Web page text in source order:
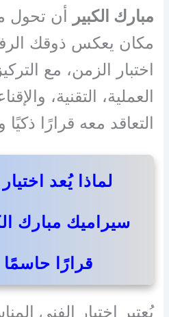
مبارك الكبير أن تحول
مكان يعكس ذوقك
اختبار الزمن، مع
العملية، التقنية،
التعاقد معه قرارًا ذكيًا
لماذا يُعد
سيراميك مبارك
قرارًا
يُعتبر اختيار الفني